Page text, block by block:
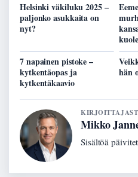
Helsinki väkiluku 2025 –
paljonko asukkaita on
nyt?
7 napainen pistoke –
kytkentäopas ja
kytkentäkaavio
hän
Mikko
Sisältöä